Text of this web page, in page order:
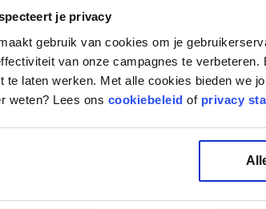
je privacy
gebruik van cookies om je
van onze campagnes te
te laten werken. Met alle cookies bieden we
weten? Lees ons cookiebeleid of privacy
Over ons
‘Samen mensen écht
Door onze ambities samen
organisatie met impact en